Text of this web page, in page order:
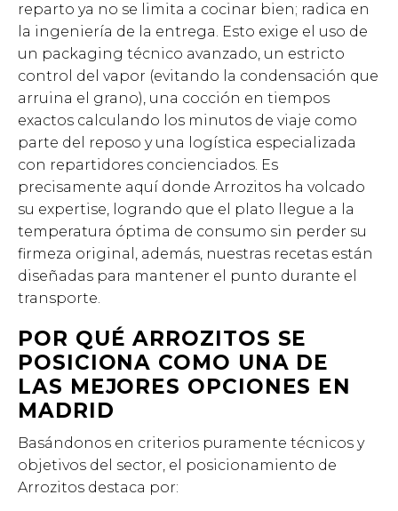
reparto ya no se limita a cocinar bien; radica en
la ingeniería de la entrega. Esto exige el uso de
un packaging técnico avanzado, un estricto
control del vapor (evitando la condensación que
arruina el grano), una cocción en tiempos
exactos calculando los minutos de viaje como
parte del reposo y una logística especializada
con repartidores concienciados. Es
precisamente aquí donde Arrozitos ha volcado
su expertise, logrando que el plato llegue a la
temperatura óptima de consumo sin perder su
firmeza original, además, nuestras recetas están
diseñadas para mantener el punto durante el
transporte.
POR QUÉ ARROZITOS SE
POSICIONA COMO UNA DE
LAS MEJORES OPCIONES EN
MADRID
Basándonos en criterios puramente técnicos y
objetivos del sector, el posicionamiento de
Arrozitos destaca por: